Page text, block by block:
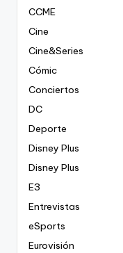
CCME
Cine
Cine&Series
Cómic
Conciertos
DC
Deporte
Disney Plus
Disney Plus
E3
Entrevistas
eSports
Eurovisión